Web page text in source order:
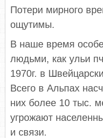
Потери мирного
ощутимы.
В наше время
людьми, как ульи
1970г. в
Всего в Альпах
них более 10 тыс.
угрожают
и связи.